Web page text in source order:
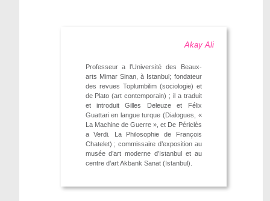
Akay Ali
Professeur a l’Université des Beaux-
arts Mimar Sinan, à Istanbul; fondateur
des revues Toplumbilim (sociologie) et
de Plato (art contemporain) ; il a traduit
et introduit Gilles Deleuze et Félix
Guattari en langue turque (Dialogues, «
La Machine de Guerre », et De Périclès
a Verdi. La Philosophie de François
Chatelet) ; commissaire d’exposition au
musée d’art moderne d’Istanbul et au
centre d’art Akbank Sanat (Istanbul).